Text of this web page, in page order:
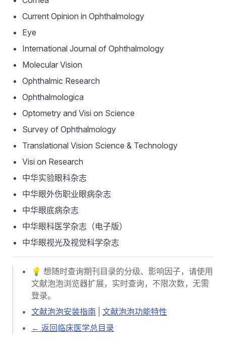
Current Opinion in Ophthalmology
Eye
International Journal of Ophthalmology
Molecular Vision
Ophthalmic Research
Ophthalmologica
Optometry and Visi on Science
Survey of Ophthalmology
Translational Vision Science & Technology
Visi on Research
中华实验眼科杂志
中华眼外伤职业眼病杂志
中华眼底病杂志
中华眼科医学杂志（电子版）
中华眼视光及视觉科学杂志
💡 想随时查询期刊目录的分级、影响因子，请使用
文献泡泡浏览器扩展，实时查询，不限次数，无需
登录。
文献泡泡安装指南
文献泡泡功能特性
← 返回临床医学总目录